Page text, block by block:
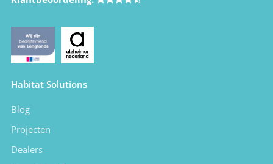
Habitat Solutions
Blog
Projecten
Dealers